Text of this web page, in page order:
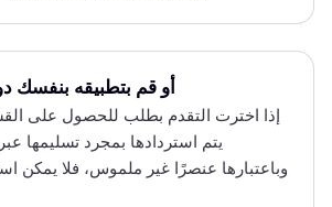
أو قم بتطبيقه بنفسك
إذا اخترت التقدم بطلب للحصول على
يتم استردادها بمجرد تسليمها عبر
وباعتبارها عنصرًا غير ملموس، فلا يمكن